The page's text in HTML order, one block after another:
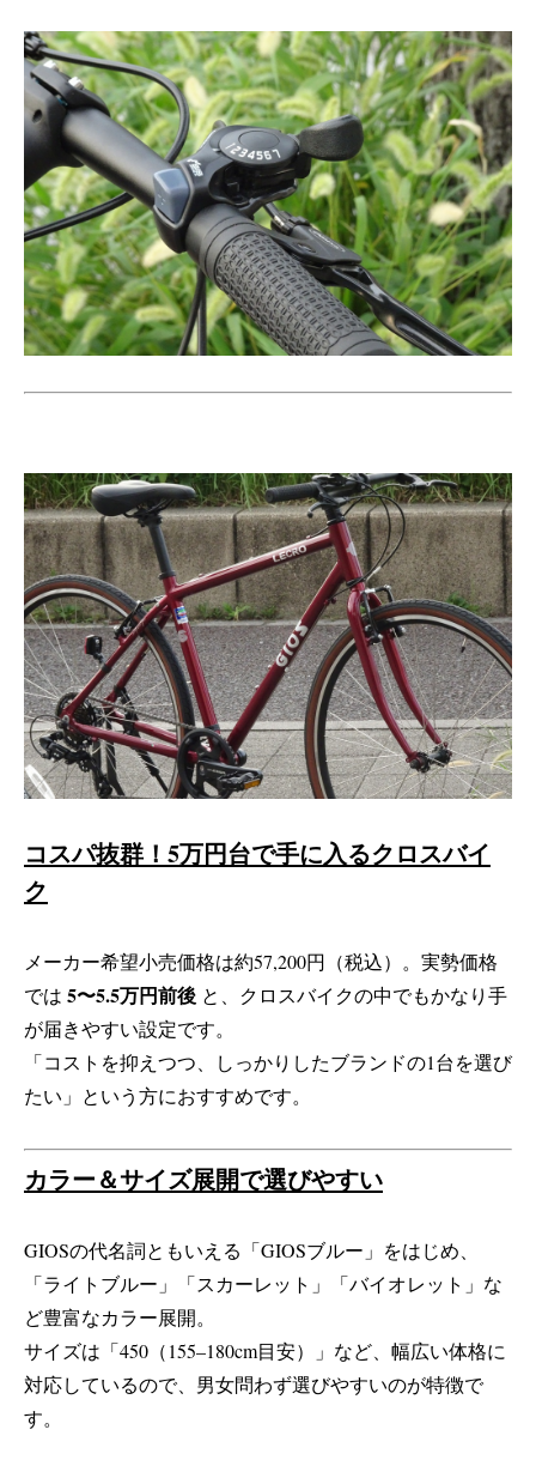
コスパ抜群！5万円台で手に入るクロスバイ
ク
メーカー希望小売価格は約57,200円（税込）。実勢価格
では 5〜5.5万円前後 と、クロスバイクの中でもかなり手
が届きやすい設定です。
「コストを抑えつつ、しっかりしたブランドの1台を選び
たい」という方におすすめです。
カラー＆サイズ展開で選びやすい
GIOSの代名詞ともいえる「GIOSブルー」をはじめ、
「ライトブルー」「スカーレット」「バイオレット」な
ど豊富なカラー展開。
サイズは「450（155–180cm目安）」など、幅広い体格に
対応しているので、男女問わず選びやすいのが特徴で
す。